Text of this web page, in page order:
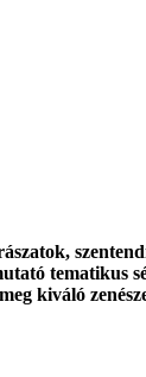
tematikus
kiváló